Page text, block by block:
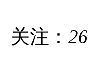
关注： 26